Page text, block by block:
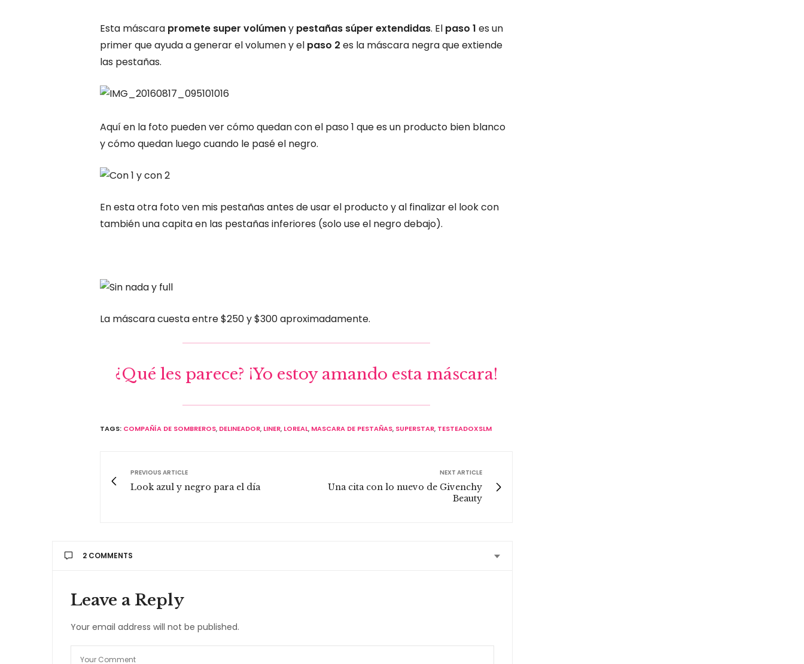
Esta máscara promete super volúmeny pestañas súper extendidas. El paso 1 es un
primer que ayuda a generar el volumen y el paso 2 es la máscara negra que extiende
las pestañas.
Aquí en la foto pueden ver cómo quedan con el paso 1 que es un producto bien blanco
y cómo quedan luego cuando le pasé el negro.
En esta otra foto ven mis pestañas antes de usar el producto y al finalizar el look con
también una capita en las pestañas inferiores (solo use el negro debajo).
La máscara cuesta entre $250 y $300 aproximadamente.
¿Qué les parece? ¡Yo estoy amando esta máscara!
TAGS: COMPAÑÍA DE SOMBREROS, DELINEADOR, LINER, LOREAL, MASCARA DE PESTAÑAS, SUPERSTAR, TESTEADOXSLM
PREVIOUS ARTICLE
Look azul y negro para el día
NEXT ARTICLE
Una cita con lo nuevo de Givenchy
Beauty
2 COMMENTS
CAROLINA DICE:
5 DE SEPTIEMBRE DE 2016 A LAS 14:53
Holaa!! una pregunta, donde se puede conseguir el delineador?? Busqué por varios locales y
Leave a Reply
Your email address will not be published.